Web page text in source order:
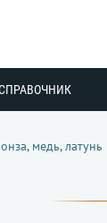
медь, латунь